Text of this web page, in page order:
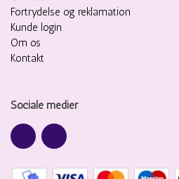
Fortrydelse og reklamation
Kunde login
Om os
Kontakt
Sociale medier